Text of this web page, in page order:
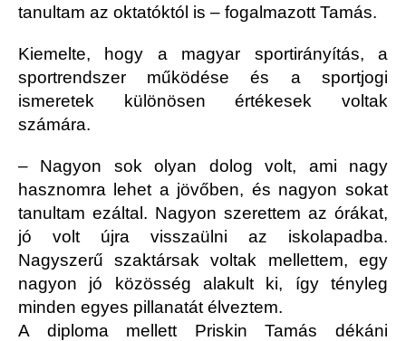
tanultam az oktatóktól is – fogalmazott Tamás.
Kiemelte, hogy a magyar sportirányítás, a
sportrendszer működése és a sportjogi
ismeretek különösen értékesek voltak
számára.
– Nagyon sok olyan dolog volt, ami nagy
hasznomra lehet a jövőben, és nagyon sokat
tanultam ezáltal. Nagyon szerettem az órákat,
jó volt újra visszaülni az iskolapadba.
Nagyszerű szaktársak voltak mellettem, egy
nagyon jó közösség alakult ki, így tényleg
minden egyes pillanatát élveztem.
A diploma mellett Priskin Tamás dékáni